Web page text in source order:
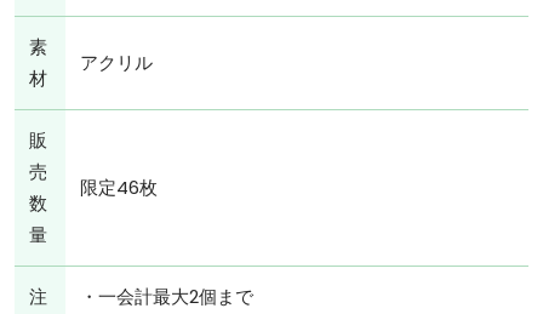
素
材
アクリル
販
売
数
量
限定46枚
注
・一会計最大2個まで